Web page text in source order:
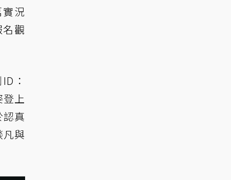
況
觀
：
上
真
與